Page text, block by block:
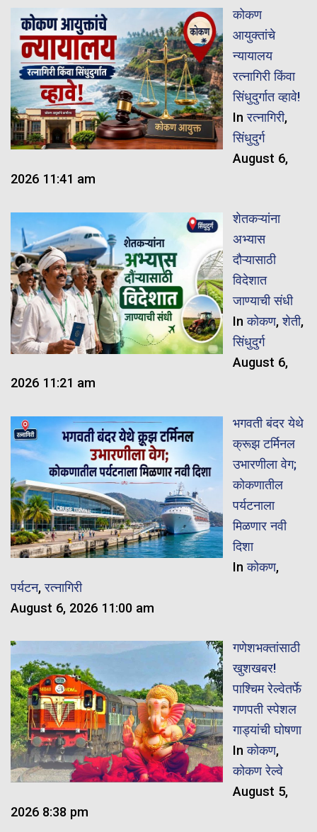
कोकण
आयुक्तांचे
न्यायालय
रत्नागिरी किंवा
सिंधुदुर्गात व्हावे!
Inरत्नागिरी,
सिंधुदुर्ग
August 6,
2026 11:41 am
शेतकऱ्यांना
अभ्यास
दौऱ्यासाठी
विदेशात
जाण्याची संधी
Inकोकण,शेती,
सिंधुदुर्ग
August 6,
2026 11:21 am
भगवती बंदर येथे
क्रूझ टर्मिनल
उभारणीला वेग;
कोकणातील
पर्यटनाला
मिळणार नवी
दिशा
Inकोकण,
पर्यटन,रत्नागिरी
August 6, 2026 11:00 am
गणेशभक्तांसाठी
खुशखबर!
पाश्चिम रेल्वेतर्फे
गणपती स्पेशल
गाड्यांची घोषणा
Inकोकण,
कोकण रेल्वे
August 5,
2026 8:38 pm